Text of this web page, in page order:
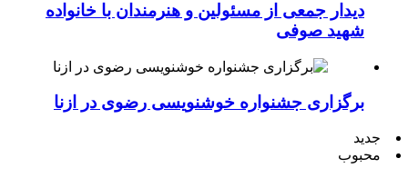
دیدار جمعی از مسئولین و هنرمندان با خانواده
شهید صوفی
برگزاری جشنواره خوشنویسی رضوی در ازنا
جدید
محبوب